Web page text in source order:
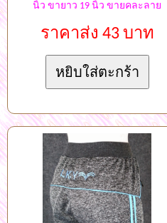
นิ้ว ขายาว 19 นิ้ว ขายคละลาย
ราคาส่ง 43 บาท